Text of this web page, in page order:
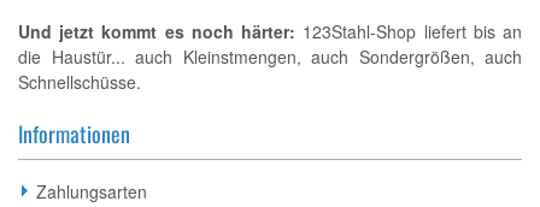
Und jetzt kommt es noch härter: 123Stahl-Shop liefert bis an
die Haustür... auch Kleinstmengen, auch Sondergrößen, auch
Schnellschüsse.
Informationen
Zahlungsarten